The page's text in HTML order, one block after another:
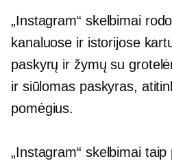
„Instagram“ skelbimai
kanaluose ir istorijose
paskyrų ir žymų su
ir siūlomas paskyras,
pomėgius.
„Instagram“ skelbimai